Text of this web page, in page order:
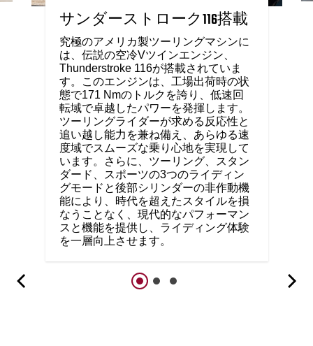
サンダーストローク116搭載
究極のアメリカ製ツーリングマシンに
は、伝説の空冷Vツインエンジン、
Thunderstroke 116が搭載されていま
す。このエンジンは、工場出荷時の状
態で171 Nmのトルクを誇り、低速回
転域で卓越したパワーを発揮します。
ツーリングライダーが求める反応性と
追い越し能力を兼ね備え、あらゆる速
度域でスムーズな乗り心地を実現して
います。さらに、ツーリング、スタン
ダード、スポーツの3つのライディン
グモードと後部シリンダーの非作動機
能により、時代を超えたスタイルを損
なうことなく、現代的なパフォーマン
スと機能を提供し、ライディング体験
を一層向上させます。